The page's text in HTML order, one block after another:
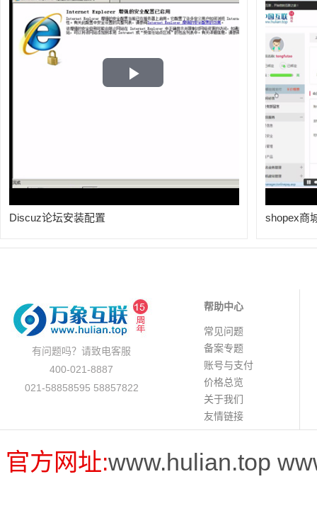
Play
Discuz论坛安装配置 shopex商
有问题吗？请致电客服
400-021-8887
021-58858595 58857822
帮助中心
常见问题
备案专题
账号与支付
价格总览
关于我们
友情链接
官方网址:www.hulian.top